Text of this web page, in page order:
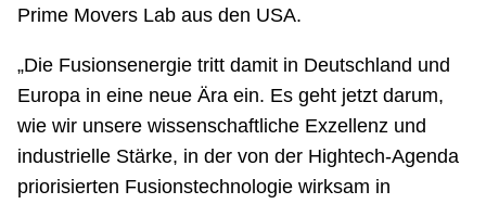
Prime Movers Lab aus den USA.
„Die Fusionsenergie tritt damit in Deutschland und
Europa in eine neue Ära ein. Es geht jetzt darum,
wie wir unsere wissenschaftliche Exzellenz und
industrielle Stärke, in der von der Hightech-Agenda
priorisierten Fusionstechnologie wirksam in